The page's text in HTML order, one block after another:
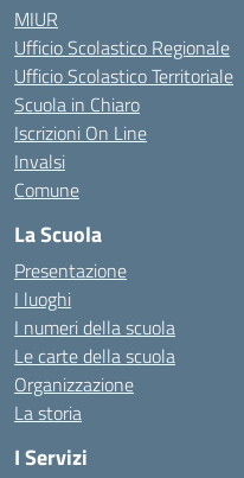
MIUR
Ufficio Scolastico Regionale
Ufficio Scolastico Territoriale
Scuola in Chiaro
Iscrizioni On Line
Invalsi
Comune
La Scuola
Presentazione
I luoghi
I numeri della scuola
Le carte della scuola
Organizzazione
La storia
I Servizi